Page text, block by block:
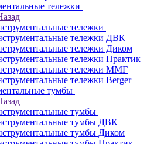
тележки
тележки
тележки ДВК
тележки Диком
тележки Практик
тележки ММГ
тележки Berger
тумбы
тумбы
тумбы ДВК
тумбы Диком